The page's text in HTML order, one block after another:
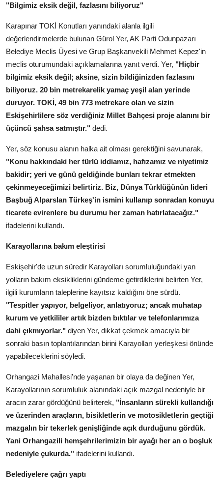
"Bilgimiz eksik değil, fazlasını biliyoruz"
Karapınar TOKİ Konutları yanındaki alanla ilgili
değerlendirmelerde bulunan Gürol Yer, AK Parti Odunpazarı
Belediye Meclis Üyesi ve Grup Başkanvekili Mehmet Kepez'in
meclis oturumundaki açıklamalarına yanıt verdi. Yer, "Hiçbir
bilgimiz eksik değil; aksine, sizin bildiğinizden fazlasını
biliyoruz. 20 bin metrekarelik yamaç yeşil alan yerinde
duruyor. TOKİ, 49 bin 773 metrekare olan ve sizin
Eskişehirlilere söz verdiğiniz Millet Bahçesi proje alanını bir
üçüncü şahsa satmıştır." dedi.
Yer, söz konusu alanın halka ait olması gerektiğini savunarak,
"Konu hakkındaki her türlü iddiamız, hafızamız ve niyetimiz
bakidir; yeri ve günü geldiğinde bunları tekrar etmekten
çekinmeyeceğimizi belirtiriz. Biz, Dünya Türklüğünün lideri
Başbuğ Alparslan Türkeş'in ismini kullanıp sonradan konuyu
ticarete evirenlere bu durumu her zaman hatırlatacağız."
ifadelerini kullandı.
Karayollarına bakım eleştirisi
Eskişehir'de uzun süredir Karayolları sorumluluğundaki yan
yolların bakım eksikliklerini gündeme getirdiklerini belirten Yer,
ilgili kurumların taleplerine kayıtsız kaldığını öne sürdü.
"Tespitler yapıyor, belgeliyor, anlatıyoruz; ancak muhatap
kurum ve yetkililer artık bizden bıktılar ve telefonlarımıza
dahi çıkmıyorlar." diyen Yer, dikkat çekmek amacıyla bir
sonraki basın toplantılarından birini Karayolları yerleşkesi önünde
yapabileceklerini söyledi.
Orhangazi Mahallesi'nde yaşanan bir olaya da değinen Yer,
Karayollarının sorumluluk alanındaki açık mazgal nedeniyle bir
aracın zarar gördüğünü belirterek, "İnsanların sürekli kullandığı
ve üzerinden araçların, bisikletlerin ve motosikletlerin geçtiği
mazgalın bir tekerlek genişliğinde açık durduğunu gördük.
Yani Orhangazili hemşehrilerimizin bir ayağı her an o boşluk
nedeniyle çukurda." ifadelerini kullandı.
Belediyelere çağrı yaptı